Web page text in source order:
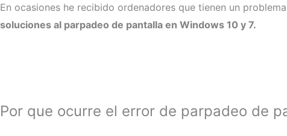
En ocasiones he recibido ordenadores que tienen un
soluciones al parpadeo de pantalla en Windows 10 y 7.
Por que ocurre el error de parpadeo de